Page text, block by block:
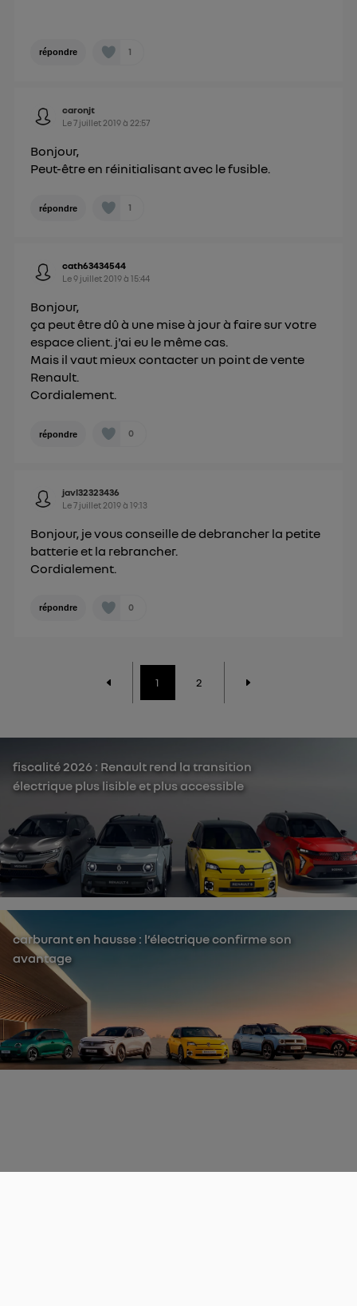
répondre 1
caronjt
Le7 juillet 2019à 22:57
Bonjour,
Peut-être en réinitialisant avec le fusible.
répondre 1
cath63434544
Le9 juillet 2019à15:44
Bonjour,
ça peut être dû à une mise à jour à faire sur votre
espace client. j'ai eu le même cas.
Mais il vaut mieux contacter un point de vente
Renault.
Cordialement.
répondre 0
javl32323436
Le7 juillet 2019à19:13
Bonjour, je vous conseille de debrancher la petite
batterie et la rebrancher.
Cordialement.
répondre 0
1 2
fiscalité 2026 : Renault rend la transition
électrique plus lisible et plus accessible
carburant en hausse : l’électrique confirme son
avantage